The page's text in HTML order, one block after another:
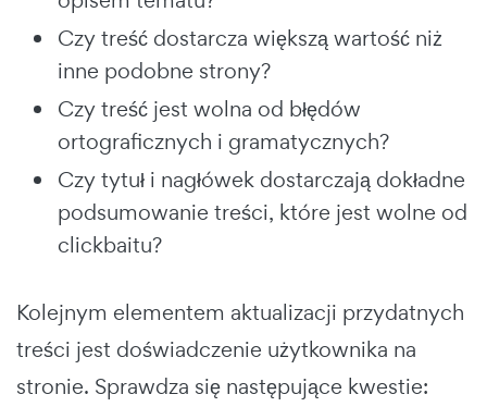
Czy treść dostarcza większą wartość niż
inne podobne strony?
Czy treść jest wolna od błędów
ortograficznych i gramatycznych?
Czy tytuł i nagłówek dostarczają dokładne
podsumowanie treści, które jest wolne od
clickbaitu?
Kolejnym elementem aktualizacji przydatnych
treści jest doświadczenie użytkownika na
stronie. Sprawdza się następujące kwestie: